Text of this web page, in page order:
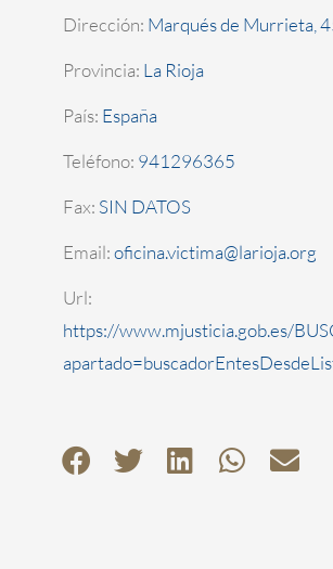
Dirección: Marqués de Murrieta,
Provincia: La Rioja
País: España
Teléfono: 941296365
Fax: SIN DATOS
Email:oficina.victima@larioja.org
Url:
https://www.mjusticia.gob.es/